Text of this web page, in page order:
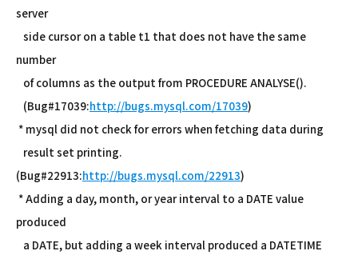
server
side cursor on a table t1 that does not have the same
number
of columns as the output from PROCEDURE ANALYSE().
(Bug#17039:http://bugs.mysql.com/17039)
* mysql did not check for errors when fetching data during
result set printing.
(Bug#22913:http://bugs.mysql.com/22913)
* Adding a day, month, or year interval to a DATE value
produced
a DATE, but adding a week interval produced a DATETIME